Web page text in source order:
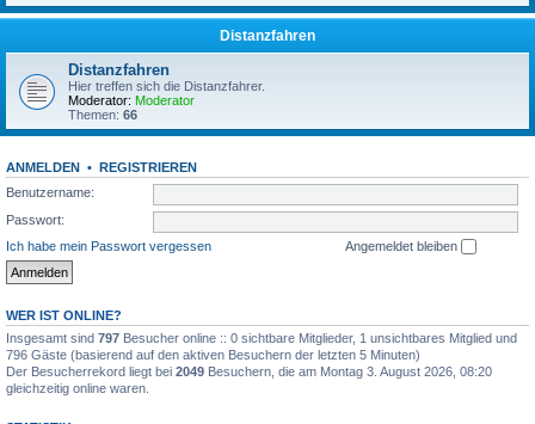
Distanzfahren
Distanzfahren
Hier treffen sich die Distanzfahrer.
Moderator: Moderator
Themen: 66
ANMELDEN • REGISTRIEREN
Benutzername:
Passwort:
Ich habe mein Passwort vergessen
Angemeldet bleiben
WER IST ONLINE?
Insgesamt sind 797 Besucher online :: 0 sichtbare Mitglieder, 1 unsichtbares Mitglied und
796 Gäste (basierend auf den aktiven Besuchern der letzten 5 Minuten)
Der Besucherrekord liegt bei 2049 Besuchern, die am Montag 3. August 2026, 08:20
gleichzeitig online waren.